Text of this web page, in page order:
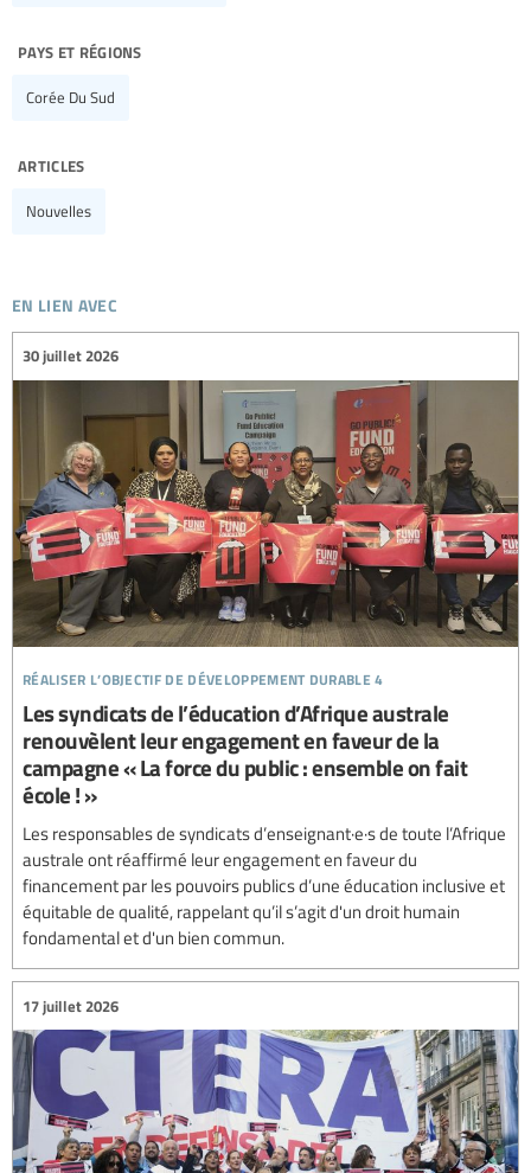
pays et régions
Corée Du Sud
articles
Nouvelles
en lien avec
réaliser l’objectif de développement durable 4
30 juillet 2026
Les syndicats de l’éducation d’Afrique australe
renouvèlent leur engagement en faveur de la
campagne « La force du public : ensemble on fait
école ! »
Les responsables de syndicats d’enseignant·e·s de toute l’Afrique
australe ont réaffirmé leur engagement en faveur du
financement par les pouvoirs publics d’une éducation inclusive et
équitable de qualité, rappelant qu’il s’agit d'un droit humain
fondamental et d'un bien commun.
17 juillet 2026